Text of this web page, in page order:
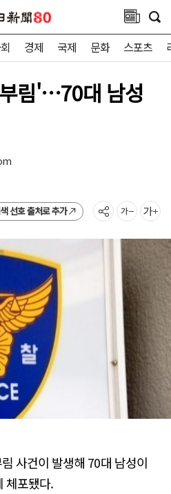
경제 국제 문화 스포츠
림'…70대 남성
선호 출처로 추가
사건이 발생해 70대 남성이
체포됐다.